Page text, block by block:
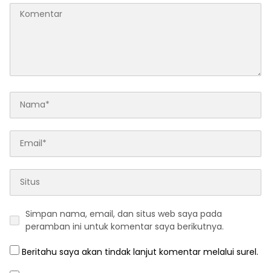
Simpan nama, email, dan situs web saya pada
peramban ini untuk komentar saya berikutnya.
Beritahu saya akan tindak lanjut komentar melalui surel.